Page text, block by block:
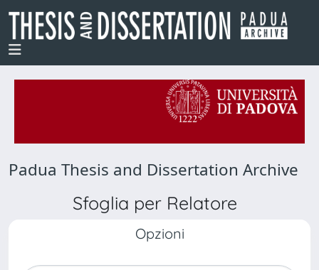
Padua Thesis and Dissertation Archive
Sfoglia per Relatore
Opzioni